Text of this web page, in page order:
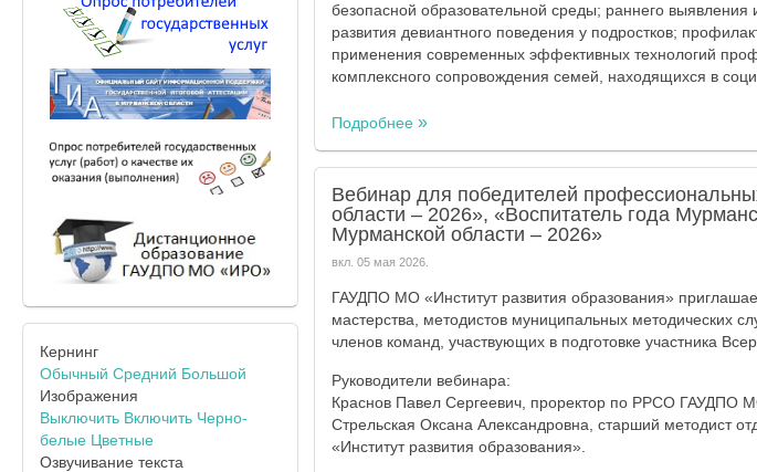
безопасной образовательной среды; раннего выявления
развития девиантного поведения у подростков;
применения современных эффективных технологий
комплексного сопровождения семей, находящихся в
Подробнее
Вебинар для победителей
области – 2026», «Воспитатель года
Мурманской области – 2026»
вкл. 05 мая 2026.
ГАУДПО МО «Институт развития образования»
мастерства, методистов муниципальных методических
членов команд, участвующих в подготовке участника
Руководители вебинара:
Краснов Павел Сергеевич, проректор по РРСО ГАУДПО
Стрельская Оксана Александровна, старший методист
«Институт развития образования».
Кернинг
Обычный Средний Большой
Изображения
Выключить Включить Черно-
белые Цветные
Озвучивание текста